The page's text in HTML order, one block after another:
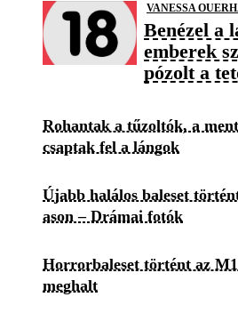
VANESSA
Benézel a
emberek
pózolt a
Rohantak a tűzoltók, a
csaptak fel a lángok
Újabb halálos baleset
ason – Drámai fotók
Horrorbaleset történt az
meghalt